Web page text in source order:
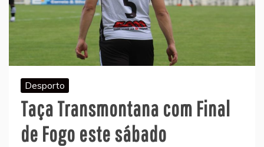
Desporto
Taça Transmontana com Final
de Fogo este sábado